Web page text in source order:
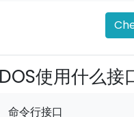
DOS使用什么接
命令行接口